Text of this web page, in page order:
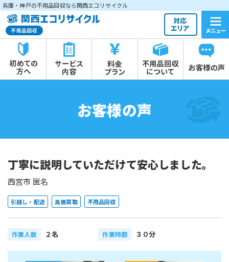
兵庫・神戸の不用品回収なら関西エコリサイクル
お客様の声
丁寧に説明していただけて安心しました。
西宮市 匿名
引越し・配送 高価買取 不用品回収
作業人数 ２名 作業時間 ３０分